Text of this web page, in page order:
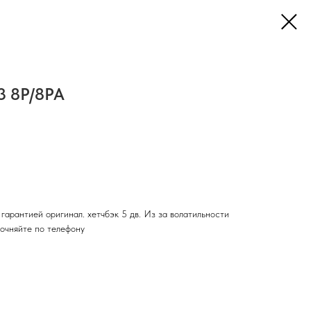
8P/8PA
оригинал. хетчбэк 5 дв. Из за волатильности
по телефону